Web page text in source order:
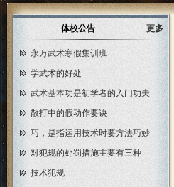
更多
体校公告
永万武术寒假集训班
学武术的好处
武术基本功是初学者的入门功夫
散打中的假动作要诀
巧，是指运用技术时要方法巧妙
对犯规的处罚措施主要有三种
技术犯规